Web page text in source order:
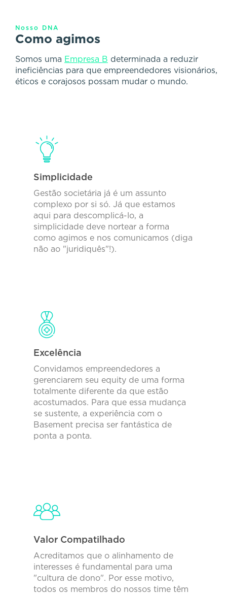
Nosso DNA
Como agimos
Somos uma Empresa B determinada a reduzir
ineficiências para que empreendedores visionários,
éticos e corajosos possam mudar o mundo.
Simplicidade
Gestão societária já é um assunto
complexo por si só. Já que estamos
aqui para descomplicá-lo, a
simplicidade deve nortear a forma
como agimos e nos comunicamos (diga
não ao "juridiquês"!).
Excelência
Convidamos empreendedores a
gerenciarem seu equity de uma forma
totalmente diferente da que estão
acostumados. Para que essa mudança
se sustente, a experiência com o
Basement precisa ser fantástica de
ponta a ponta.
Valor Compatilhado
Acreditamos que o alinhamento de
interesses é fundamental para uma
"cultura de dono". Por esse motivo,
todos os membros do nossos time têm